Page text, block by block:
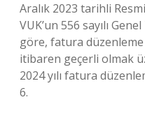
Aralık 2023 tarihli
VUK’un 556 sayılı
göre, fatura
itibaren geçerli olmak
2024 yılı fatura
6.